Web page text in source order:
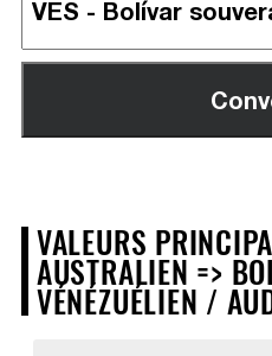
VALEURS
AUSTRALIEN =>
VÉNÉZUÉLIEN /